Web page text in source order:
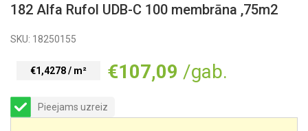
182 Alfa Rufol UDB-C 100 membrāna ,75m2
SKU: 18250155
€1,4278 / m² €107,09 /gab.
Pieejams uzreiz